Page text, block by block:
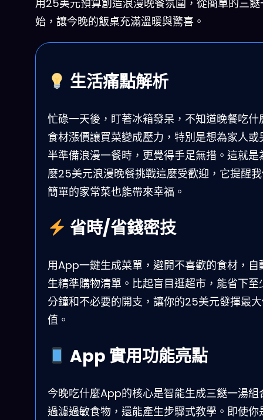
用25美元預算創造浪漫晚餐氛圍，從簡單的三餸
始，讓今晚的飯桌充滿溫暖與驚喜。
生活痛點解析
忙碌一天後，盯著冰箱發呆，不知道晚餐吃什
食材漲價讓買菜變成壓力，特別是想為家人或
半準備浪漫一餐時，更覺得手足無措。這就是
麼25美元浪漫晚餐挑戰這麼受歡迎，它提醒
簡單的家常菜也能帶來幸福。
省時/省錢密技
用App一鍵生成菜單，避開不喜歡的食材，自
生精準購物清單。比起盲目逛超市，能省下至
分鐘和不必要的開支，讓你的25美元發揮最
值。
App 實用功能亮點
今晚吃什麼App的核心是智能生成三餸一湯組
過濾過敏食物，還能產生步驟式教學。即使你